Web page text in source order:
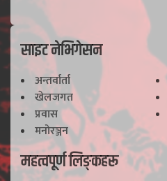
साइट नेभिगेसन
अन्तर्वार्ता
खेलजगत
प्रवास
मनोरञ्जन
महत्वपूर्ण लिङ्कहरू